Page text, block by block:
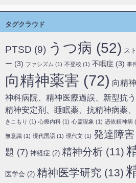
タグクラウド
PTSD (9) うつ病 (52) ス
ー (3) ファシズム (1) 不登校 (1) 不眠症 (3) 事
向精神薬害 (72) 向精
神科病院、精神医療過誤、新型抗
精神安定剤、睡眠薬、抗精神病薬、
きこもり (1) 心療内科 (1) 心霊現象 (1) 憑依精神病
無意識 (1) 現代国語 (1) 現代文 (1) 発達障害
題 (7) 神経症 (2) 精神分析 (11)
医学会 (2) 精神医学研究 (13)